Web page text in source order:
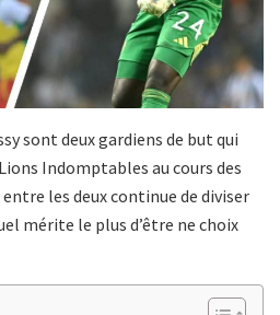
sont deux gardiens de but qui
Indomptables au cours des
les deux continue de diviser
mérite le plus d’être ne choix